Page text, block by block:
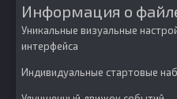
Информация о
Уникальные визуальные
интерфейса
Индивидуальные стартовые